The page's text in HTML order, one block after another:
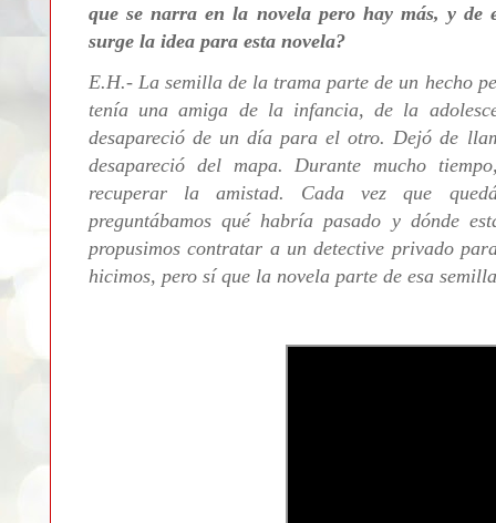
que se narra en la novela pero hay más, y de
surge la idea para esta novela?
E.H.- La semilla de la trama parte de un hecho
tenía una amiga de la infancia, de la
desapareció de un día para el otro. Dejó de
desapareció del mapa. Durante mucho
recuperar la amistad. Cada vez que
preguntábamos qué habría pasado y dónde
propusimos contratar a un detective privado
hicimos, pero sí que la novela parte de esa